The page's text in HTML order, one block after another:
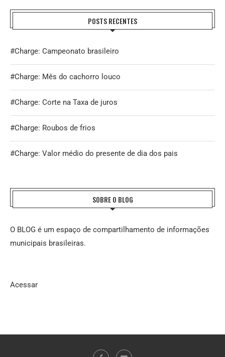
POSTS RECENTES
#Charge: Campeonato brasileiro
#Charge: Mês do cachorro louco
#Charge: Corte na Taxa de juros
#Charge: Roubos de frios
#Charge: Valor médio do presente de dia dos pais
SOBRE O BLOG
O BLOG é um espaço de compartilhamento de informações
municipais brasileiras.
Acessar